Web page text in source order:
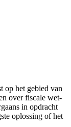
op het gebied van
over fiscale wet-
in opdracht
oplossing of het